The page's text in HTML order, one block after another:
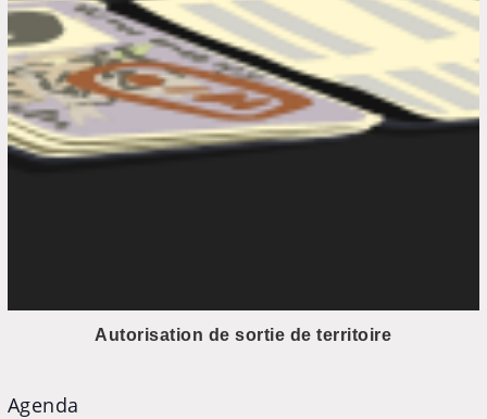
Autorisation de sortie de territoire
Agenda